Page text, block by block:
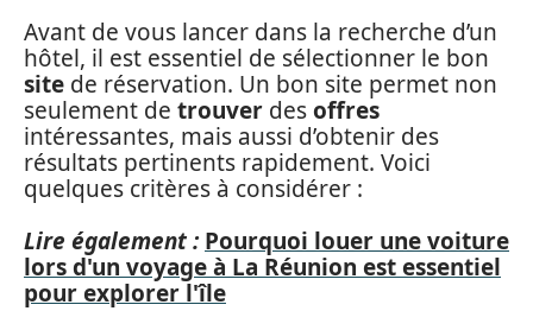
Avant de vous lancer dans la recherche d’un
hôtel, il est essentiel de sélectionner le bon
site de réservation. Un bon site permet non
seulement de trouver desoffres
intéressantes, mais aussi d’obtenir des
résultats pertinents rapidement. Voici
quelques critères à considérer :
Lire également : Pourquoi louer une voiture
lors d'un voyage à La Réunion est essentiel
pour explorer l'île